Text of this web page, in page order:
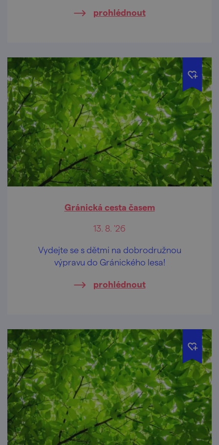
prohlédnout
Gránická cesta časem
13. 8. '26
Vydejte se s dětmi na dobrodružnou
výpravu do Gránického lesa!
prohlédnout